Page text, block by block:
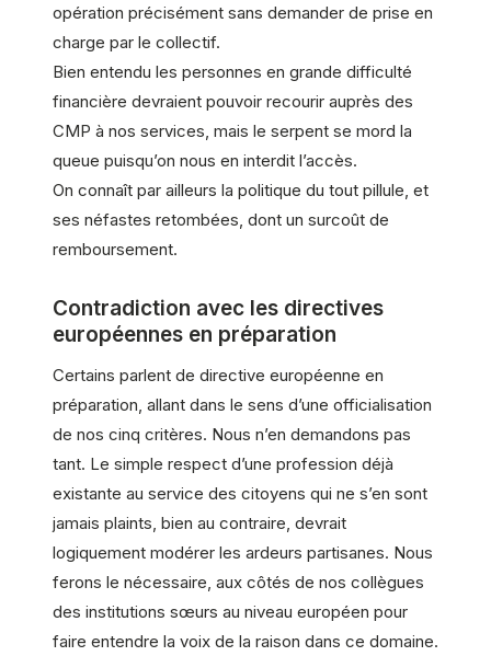
opération précisément sans demander de prise en
charge par le collectif.
Bien entendu les personnes en grande difficulté
financière devraient pouvoir recourir auprès des
CMP à nos services, mais le serpent se mord la
queue puisqu’on nous en interdit l’accès.
On connaît par ailleurs la politique du tout pillule, et
ses néfastes retombées, dont un surcoût de
remboursement.
Contradiction avec les directives
européennes en préparation
Certains parlent de directive européenne en
préparation, allant dans le sens d’une officialisation
de nos cinq critères. Nous n’en demandons pas
tant. Le simple respect d’une profession déjà
existante au service des citoyens qui ne s’en sont
jamais plaints, bien au contraire, devrait
logiquement modérer les ardeurs partisanes. Nous
ferons le nécessaire, aux côtés de nos collègues
des institutions sœurs au niveau européen pour
faire entendre la voix de la raison dans ce domaine.